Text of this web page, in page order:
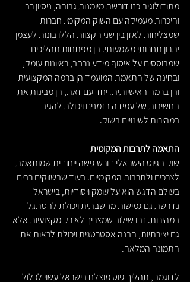
מתודולוגיה כזו דורשת מיומנות גבוהה, ניסיון רב
והיכרות מעמיקה עם השוק המקומי. חברות
שמצליחות לאזן בין שני הקצוות הללו בונות לעצמן
יתרון תחרותי משמעותי. הן מפתחות תהליכים
שמבוססים על איסוף מידע נרחב, ראיונות עומק,
ובחינה של התאמת המועמד הן ברמה המקצועית
והן ברמה האישיותית. יחד עם זאת, הן מבינות את
החשיבות של עמידה בזמנים ויכולת להגיב
במהירות לשינויים בשוק.
התאמה לתרבות המקומית
שוק הגיוס הישראלי דורש גישה ייחודית שמותאמת
לצרכים ולתרבות המקומיים. בעוד שבשווקים רבים
בעולם הדגש הוא על עומק ויסודיות, בישראל
נדרשת גם גמישות מחשבתית ויכולת להסתגל
במהירות. זהו שילוב שמצריך לא רק מקצועיות אלא
גם יצירתיות, הבנה אסטרטגית ויכולת לראות את
התמונה המלאה.
לדוגמה, תהליך גיוס מוצלח בישראל עשוי לכלול